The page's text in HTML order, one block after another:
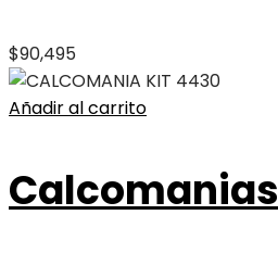
$90,495
Añadir al carrito
Calcomanias